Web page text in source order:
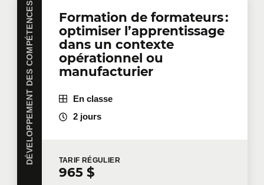
DÉVELOPPEMENT DES COMPÉTENCES
Formation de formateurs :
optimiser l’apprentissage
dans un contexte
opérationnel ou
manufacturier
En classe
2 jours
TARIF RÉGULIER
965 $